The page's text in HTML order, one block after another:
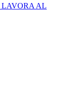
LAVORA AL